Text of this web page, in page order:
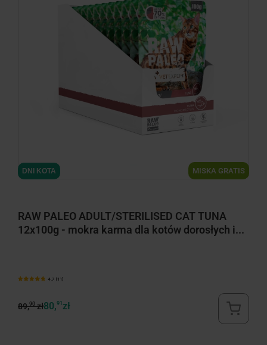
MISKA GRATIS
DNI KOTA
RAW PALEO ADULT/STERILISED CAT TUNA
12x100g - mokra karma dla kotów dorosłych i...
4.7 (11)
89,90zł80,91 zł